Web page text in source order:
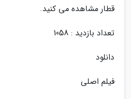
قطار مشاهده می کنید.
تعداد بازدید : 1058
دانلود
فیلم اصلی